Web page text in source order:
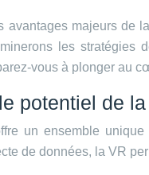
avantages majeurs de
les stratégies
vous à plonger au
potentiel de
un ensemble
de données, la VR